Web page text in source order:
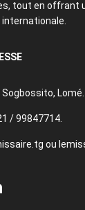
tout en offrant
internationale.
Lomé.
/ 99847714.
ou